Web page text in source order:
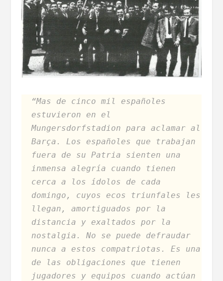
“Mas de cinco mil españoles
estuvieron en el
Mungersdorfstadion para aclamar al
Barça. Los españoles que trabajan
fuera de su Patria sienten una
inmensa alegría cuando tienen
cerca a los ídolos de cada
domingo, cuyos ecos triunfales les
llegan, amortiguados por la
distancia y exaltados por la
nostalgia. No se puede defraudar
nunca a estos compatriotas. Es una
de las obligaciones que tienen
jugadores y equipos cuando actúan